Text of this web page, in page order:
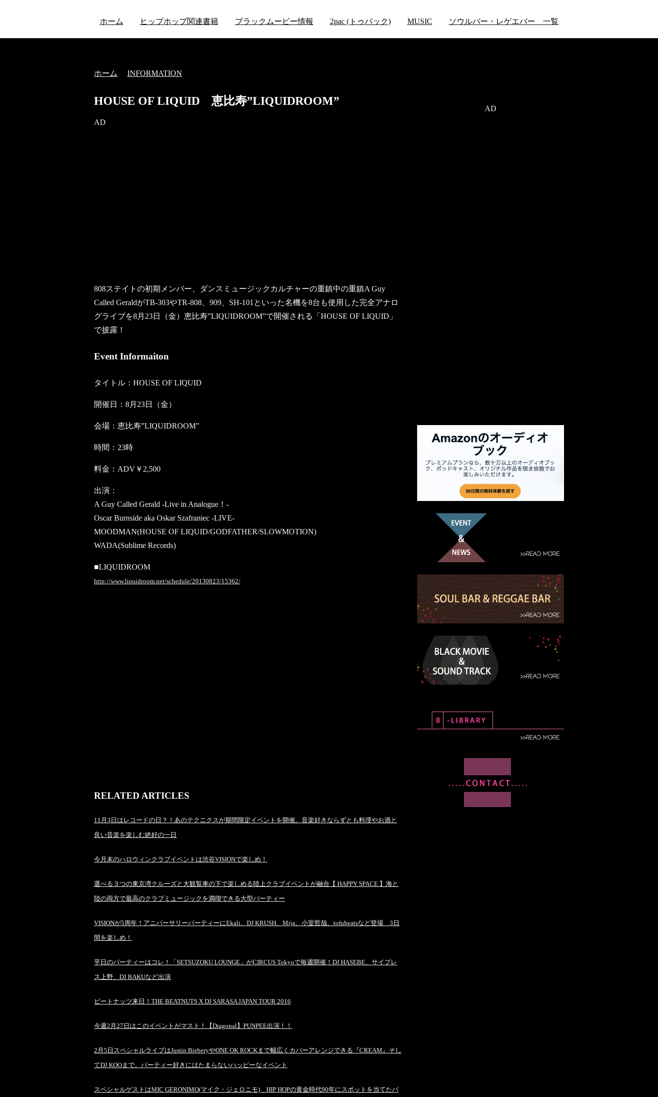
ホーム ヒップホップ関連書籍 ブラックムービー情報 2pac (トゥパック) MUSIC ソウルバー・レゲエバー 一覧
ホーム INFORMATION
HOUSE OF LIQUID 恵比寿”LIQUIDROOM”
AD
808ステイトの初期メンバー、ダンスミュージックカルチャーの重鎮中の重鎮A Guy
Called GeraldがTB-303やTR-808、909、SH-101といった名機を8台も使用した完全アナロ
グライブを8月23日（金）恵比寿”LIQUIDROOM”で開催される「HOUSE OF LIQUID」
で披露！
Event Informaiton
タイトル：HOUSE OF LIQUID
開催日：8月23日（金）
会場：恵比寿”LIQUIDROOM”
時間：23時
料金：ADV￥2,500
出演：
A Guy Called Gerald -Live in Analogue！-
Oscar Burnside aka Oskar Szafraniec -LIVE-
MOODMAN(HOUSE OF LIQUID/GODFATHER/SLOWMOTION)
WADA(Sublime Records)
■LIQUIDROOM
http://www.liquidroom.net/schedule/20130823/15362/
RELATED ARTICLES
11月3日はレコードの日？！あのテクニクスが期間限定イベントを開催。音楽好きならずとも料理やお酒と
良い音楽を楽しむ絶好の一日
今月末のハロウィンクラブイベントは渋谷VISIONで楽しめ！
選べる３つの東京湾クルーズと大観覧車の下で楽しめる陸上クラブイベントが融合【 HAPPY SPACE 】海と
陸の両方で最高のクラブミュージックを満喫できる大型パーティー
VISIONが5周年！アニバーサリーパーティーにEkali、DJ KRUSH、Mija、小室哲哉、tofubeatsなど登場 3日
間を楽しめ！
平日のパーティーはコレ！「SETSUZOKU LOUNGE」がCIRCUS Tokyoで毎週開催！DJ HASEBE、サイプレ
ス上野、DJ BAKUなど出演
ビートナッツ来日！THE BEATNUTS X DJ SARASA JAPAN TOUR 2016
今週2月27日はこのイベントがマスト！【Diagonal】PUNPEE出演！！
2月5日スペシャルライブはJustin BieberyやONE OK ROCKまで幅広くカバーアレンジできる『CREAM』そし
てDJ KOOまで。パーティー好きにはたまらないハッピーなイベント
スペシャルゲストはMIC GERONIMO(マイク・ジェロニモ) HIP HOPの黄金時代90年にスポットを当てたパ
AD